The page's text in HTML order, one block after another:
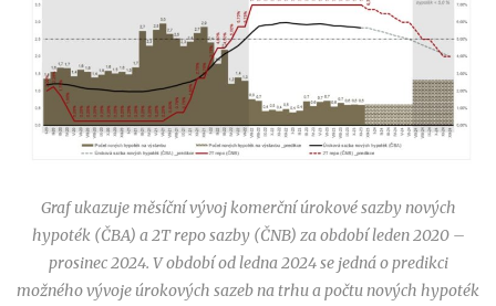
Graf ukazuje měsíční vývoj komerční úrokové sazby nových
hypoték (ČBA) a 2T repo sazby (ČNB) za období leden 2020 –
prosinec 2024. V období od ledna 2024 se jedná o predikci
možného vývoje úrokových sazeb na trhu a počtu nových hypoték